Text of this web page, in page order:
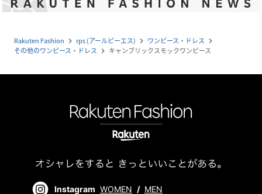
Rakuten Fashion navigate_next rps (アールピーエス) navigate_next ワンピース・ドレス navigate_next
その他のワンピース・ドレス navigate_next キャンブリックスモックワンピース
Instagram WOMEN / MEN